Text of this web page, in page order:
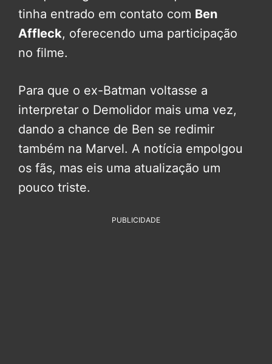
tinha entrado em contato com Ben
Affleck, oferecendo uma participação
no filme.
Para que o ex-Batman voltasse a
interpretar o Demolidor mais uma vez,
dando a chance de Ben se redimir
também na Marvel. A notícia empolgou
os fãs, mas eis uma atualização um
pouco triste.
PUBLICIDADE